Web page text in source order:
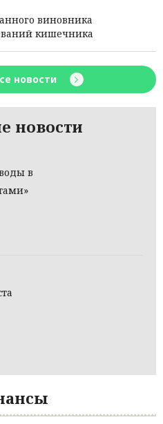
виновника
кишечника
новости
новости
в